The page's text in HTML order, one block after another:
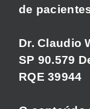
de
Dr. Claudio
SP 90.579
RQE 39944